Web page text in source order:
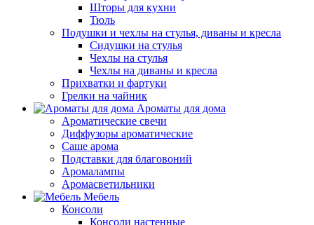
Шторы для кухни
Тюль
Подушки и чехлы на стулья, диваны и кресла
Сидушки на стулья
Чехлы на стулья
Чехлы на диваны и кресла
Прихватки и фартуки
Грелки на чайник
Ароматы для дома
Ароматические свечи
Диффузоры ароматические
Саше арома
Подставки для благовоний
Аромалампы
Аромасветильники
Мебель
Консоли
Консоли настенные